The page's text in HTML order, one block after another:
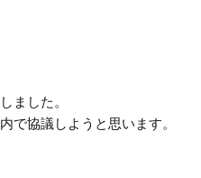
ました。
協議しようと思います。